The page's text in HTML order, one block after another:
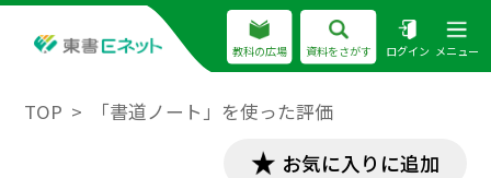
教科の広場 資料をさがす ログイン メニュー
TOP 「書道ノート」を使った評価
お気に入りに追加